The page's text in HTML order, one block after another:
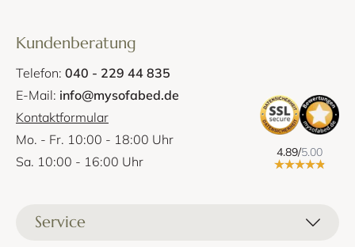
Kundenberatung
Telefon: 040 - 229 44 835
E-Mail: info@mysofabed.de
Kontaktformular
Mo. - Fr. 10:00 - 18:00 Uhr
Sa. 10:00 - 16:00 Uhr
4.89/5.00
Service